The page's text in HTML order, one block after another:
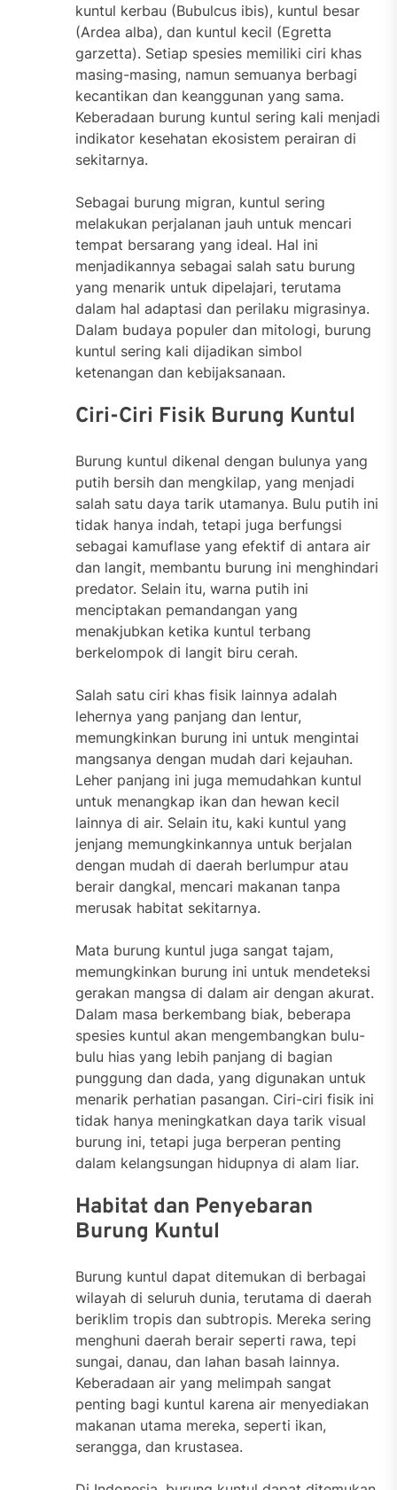
kuntul kerbau (Bubulcus ibis), kuntul besar
(Ardea alba), dan kuntul kecil (Egretta
garzetta). Setiap spesies memiliki ciri khas
masing-masing, namun semuanya berbagi
kecantikan dan keanggunan yang sama.
Keberadaan burung kuntul sering kali menjadi
indikator kesehatan ekosistem perairan di
sekitarnya.
Sebagai burung migran, kuntul sering
melakukan perjalanan jauh untuk mencari
tempat bersarang yang ideal. Hal ini
menjadikannya sebagai salah satu burung
yang menarik untuk dipelajari, terutama
dalam hal adaptasi dan perilaku migrasinya.
Dalam budaya populer dan mitologi, burung
kuntul sering kali dijadikan simbol
ketenangan dan kebijaksanaan.
Ciri-Ciri Fisik Burung Kuntul
Burung kuntul dikenal dengan bulunya yang
putih bersih dan mengkilap, yang menjadi
salah satu daya tarik utamanya. Bulu putih ini
tidak hanya indah, tetapi juga berfungsi
sebagai kamuflase yang efektif di antara air
dan langit, membantu burung ini menghindari
predator. Selain itu, warna putih ini
menciptakan pemandangan yang
menakjubkan ketika kuntul terbang
berkelompok di langit biru cerah.
Salah satu ciri khas fisik lainnya adalah
lehernya yang panjang dan lentur,
memungkinkan burung ini untuk mengintai
mangsanya dengan mudah dari kejauhan.
Leher panjang ini juga memudahkan kuntul
untuk menangkap ikan dan hewan kecil
lainnya di air. Selain itu, kaki kuntul yang
jenjang memungkinkannya untuk berjalan
dengan mudah di daerah berlumpur atau
berair dangkal, mencari makanan tanpa
merusak habitat sekitarnya.
Mata burung kuntul juga sangat tajam,
memungkinkan burung ini untuk mendeteksi
gerakan mangsa di dalam air dengan akurat.
Dalam masa berkembang biak, beberapa
spesies kuntul akan mengembangkan bulu-
bulu hias yang lebih panjang di bagian
punggung dan dada, yang digunakan untuk
menarik perhatian pasangan. Ciri-ciri fisik ini
tidak hanya meningkatkan daya tarik visual
burung ini, tetapi juga berperan penting
dalam kelangsungan hidupnya di alam liar.
Habitat dan Penyebaran
Burung Kuntul
Burung kuntul dapat ditemukan di berbagai
wilayah di seluruh dunia, terutama di daerah
beriklim tropis dan subtropis. Mereka sering
menghuni daerah berair seperti rawa, tepi
sungai, danau, dan lahan basah lainnya.
Keberadaan air yang melimpah sangat
penting bagi kuntul karena air menyediakan
makanan utama mereka, seperti ikan,
serangga, dan krustasea.